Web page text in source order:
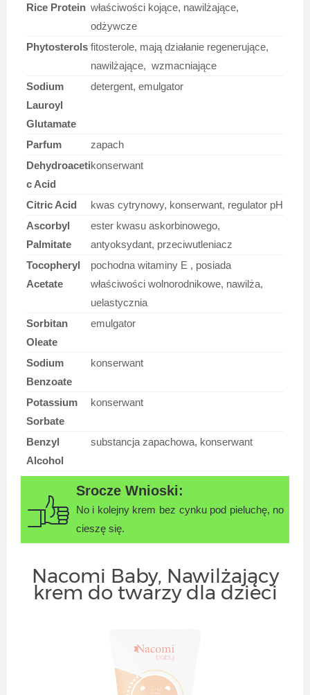
Rice Protein właściwości kojące, nawilżające,
odżywcze
Phytosterols fitosterole, mają działanie regenerujące,
nawilżające, wzmacniające
Sodium
Lauroyl
Glutamate
detergent, emulgator
Parfum
zapach
Dehydroaceti
c Acid
konserwant
Citric Acid
kwas cytrynowy, konserwant, regulator pH
Ascorbyl
Palmitate
ester kwasu askorbinowego,
antyoksydant, przeciwutleniacz
Tocopheryl
Acetate
pochodna witaminy E , posiada
właściwości wolnorodnikowe, nawilża,
uelastycznia
Sorbitan
Oleate
emulgator
Sodium
Benzoate
konserwant
Potassium
Sorbate
konserwant
Benzyl
Alcohol
substancja zapachowa, konserwant
No i kolejny krem bez cynku pod pieluchę, no
cieszę się.
Nacomi Baby, Nawilżający
krem do twarzy dla dzieci